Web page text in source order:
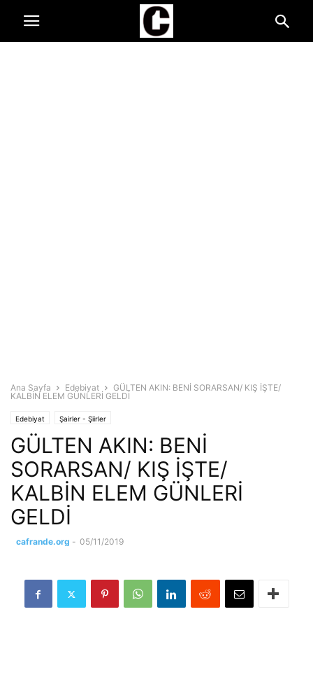
Ana Sayfa Edebiyat
GÜLTEN AKIN: BENİ SORARSAN/ KIŞ İŞTE/
KALBİN ELEM GÜNLERİ GELDİ
Edebiyat Şairler - Şiirler
GÜLTEN AKIN: BENİ
SORARSAN/ KIŞ İŞTE/
KALBİN ELEM GÜNLERİ
GELDİ
cafrande.org - 05/11/2019